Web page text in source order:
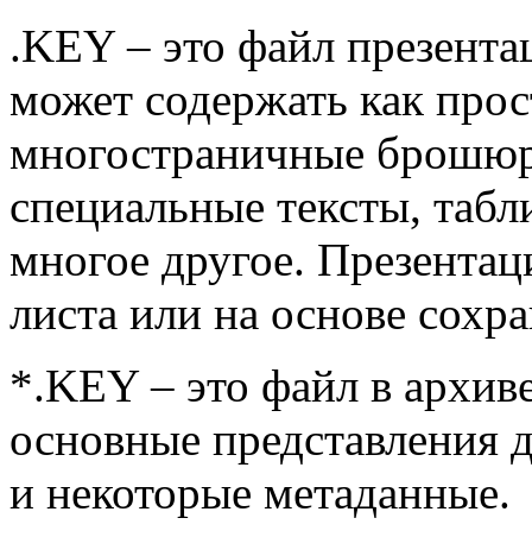
.KEY – это файл
может содержать как
многостраничные
специальные тексты,
многое другое.
листа или на основе
*.KEY – это файл в
основные представления
и некоторые метаданные.